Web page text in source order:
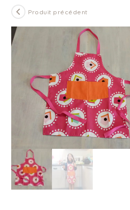
Produit précédent